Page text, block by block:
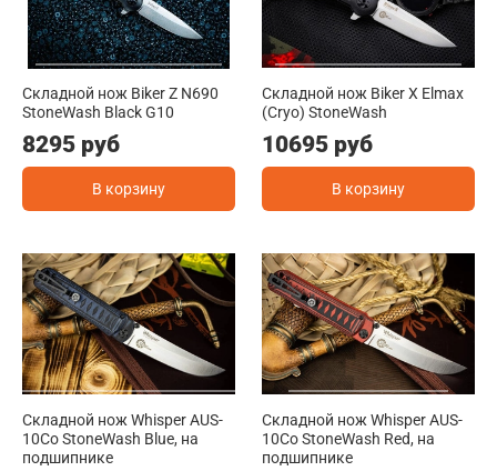
Складной нож Biker Z N690
StoneWash Black G10
8295 руб
В корзину
Складной нож Biker X Elmax
(Cryo) StoneWash
10695 руб
В корзину
Складной нож Whisper AUS-
10Co StoneWash Blue, на
подшипнике
Складной нож Whisper AUS-
10Co StoneWash Red, на
подшипнике